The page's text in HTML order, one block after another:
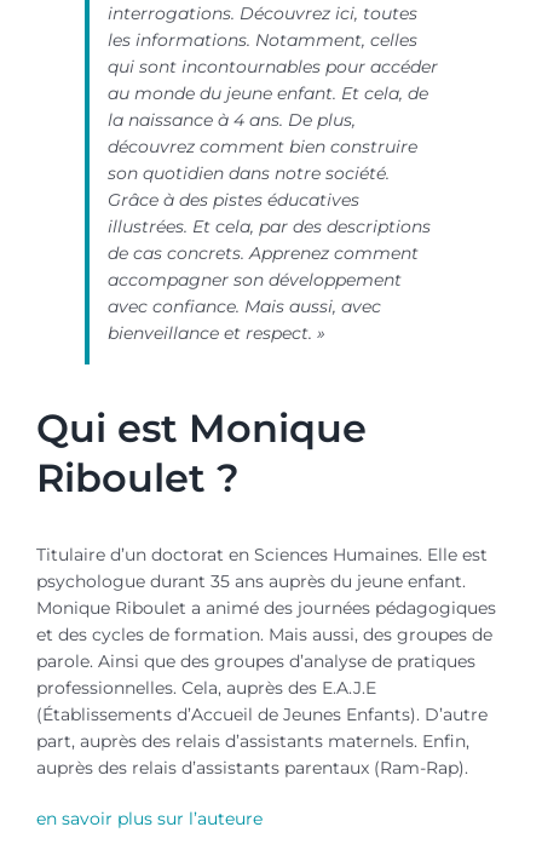
interrogations. Découvrez ici, toutes
les informations. Notamment, celles
qui sont incontournables pour accéder
au monde du jeune enfant. Et cela, de
la naissance à 4 ans. De plus,
découvrez comment bien construire
son quotidien dans notre société.
Grâce à des pistes éducatives
illustrées. Et cela, par des descriptions
de cas concrets. Apprenez comment
accompagner son développement
avec confiance. Mais aussi, avec
bienveillance et respect. »
Qui est Monique
Riboulet ?
Titulaire d’un doctorat en Sciences Humaines. Elle est
psychologue durant 35 ans auprès du jeune enfant.
Monique Riboulet a animé des journées pédagogiques
et des cycles de formation. Mais aussi, des groupes de
parole. Ainsi que des groupes d’analyse de pratiques
professionnelles. Cela, auprès des E.A.J.E
(Établissements d’Accueil de Jeunes Enfants). D’autre
part, auprès des relais d’assistants maternels. Enfin,
auprès des relais d’assistants parentaux (Ram-Rap).
en savoir plus sur l’auteure